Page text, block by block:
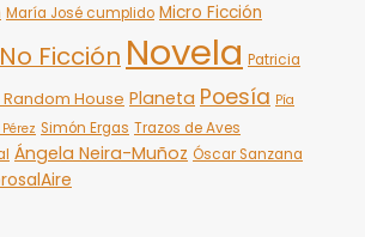
María José cumplido Micro Ficción
No Ficción Novela Patricia
House Planeta Poesía Pía
Simón Ergas Trazos de Aves
Ángela Neira-Muñoz Óscar Sanzana